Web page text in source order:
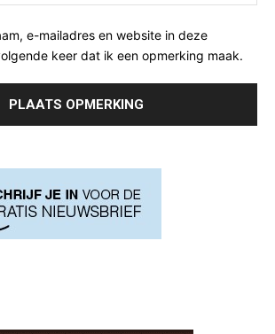
e-mailadres en website in deze
keer dat ik een opmerking maak.